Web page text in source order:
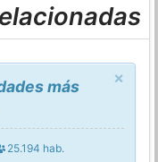
×
más
25.194 hab.